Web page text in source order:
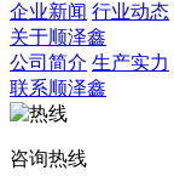
企业新闻 行业动态
关于顺泽鑫
公司简介 生产实力
联系顺泽鑫
咨询热线